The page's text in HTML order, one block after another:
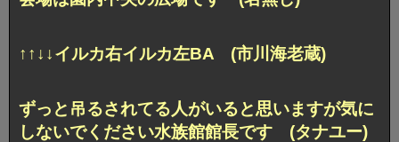
↑↑↓↓イルカ右イルカ左BA (市川海老蔵)
ずっと吊るされてる人がいると思いますが気に
しないでください水族館館長です (タナユー)